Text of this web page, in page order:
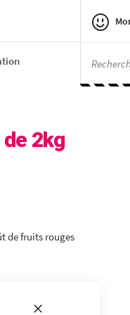
2kg
de fruits rouges